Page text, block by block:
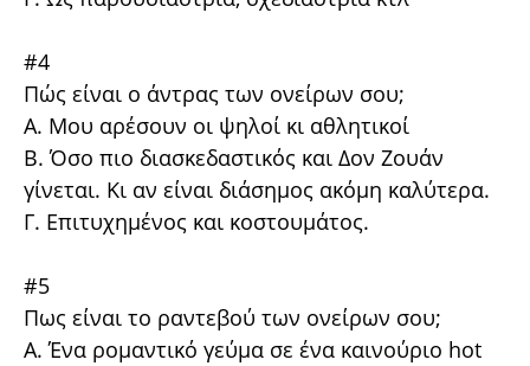
#4
Πώς είναι ο άντρας των ονείρων σου;
A. Μου αρέσουν οι ψηλοί κι αθλητικοί
Β. Όσο πιο διασκεδαστικός και Δον Ζουάν
γίνεται. Κι αν είναι διάσημος ακόμη καλύτερα.
Γ. Επιτυχημένος και κοστουμάτος.
#5
Πως είναι το ραντεβού των ονείρων σου;
Α. Ένα ρομαντικό γεύμα σε ένα καινούριο hot